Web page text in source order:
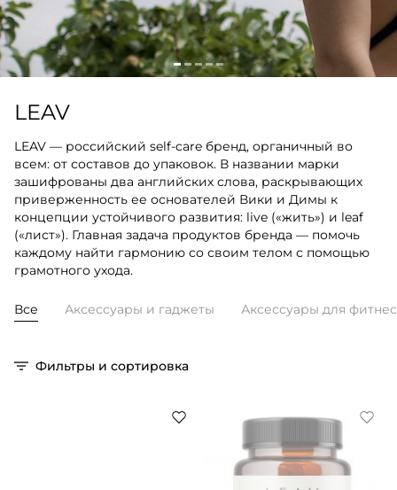
LEAV
LEAV — российский self-care бренд, органичный во
всем: от составов до упаковок. В названии марки
зашифрованы два английских слова, раскрывающих
приверженность ее основателей Вики и Димы к
концепции устойчивого развития: live («жить») и leaf
(«лист»). Главная задача продуктов бренда — помочь
каждому найти гармонию со своим телом с помощью
грамотного ухода.
Все Аксессуары и гаджеты Аксессуары для
Фильтры и сортировка